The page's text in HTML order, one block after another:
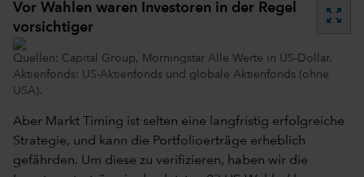
Vor Wahlen waren Investoren in der Regel
vorsichtiger
zoom_out_map
Quellen: Capital Group, Morningstar Alle Werte in US-Dollar.
Aktienfonds: US-Aktienfonds und globale Aktienfonds (ohne
USA).
Aber Markt Timing ist selten eine langfristig erfolgreiche
Strategie, und kann die Portfolioerträge erheblich
gefährden. Um diese zu verifizieren, haben wir die